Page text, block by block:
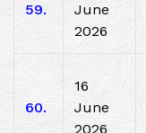
59.
June
2026
60.
16
June
2026